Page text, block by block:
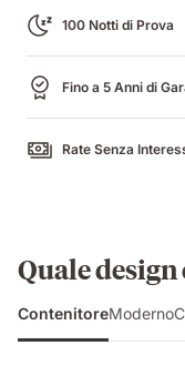
100 Notti di Prova
Fino a 5 Anni di
Rate Senza
Quale design
ContenitoreModerno